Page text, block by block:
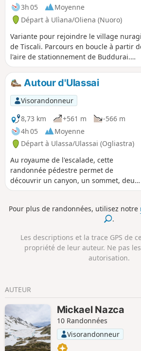
3h 05
Moyenne
Départ à Ulìana/Oliena (Nuoro)
Variante pour rejoindre le village
de Tiscali. Parcours en boucle à partir
l'aire de stationnement de Buddurai.
Randonnée très agréable, différents
de terrains traversés et vues sur la
Autour d'Ulassai
Visorandonneur
8,73 km
+561 m
-566 m
4h 05
Moyenne
Départ à Ulassa/Ulassai (Ogliastra)
Au royaume de l'escalade, cette
randonnée pédestre permet de
découvrir un canyon, un sommet, deux
grottes et beaucoup de falaises qui
villages et les vallées voisines.
Pour plus de randonnées, utilisez notre
.
Les descriptions et la trace GPS de
propriété de leur auteur. Ne pas
autorisation.
AUTEUR
Mickael Nazca
10 Randonnées
Visorandonneur